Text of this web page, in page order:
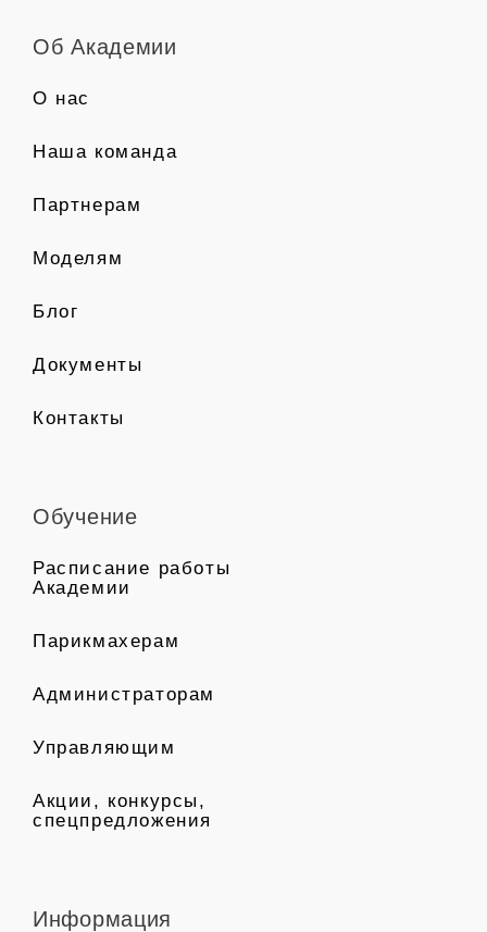
Об Академии
О нас
Наша команда
Партнерам
Моделям
Блог
Документы
Контакты
Обучение
Расписание работы
Академии
Парикмахерам
Администраторам
Управляющим
Акции, конкурсы,
спецпредложения
Информация